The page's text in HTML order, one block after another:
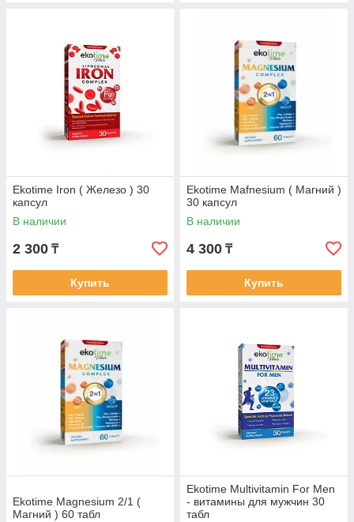
Ekotime Iron ( Железо ) 30
капсул
В наличии
2 300 ₸
Купить
Ekotime Mafnesium ( Магний )
30 капсул
В наличии
4 300 ₸
Купить
Ekotime Magnesium 2/1 (
Магний ) 60 табл
Ekotime Multivitamin For Men
- витамины для мужчин 30
табл